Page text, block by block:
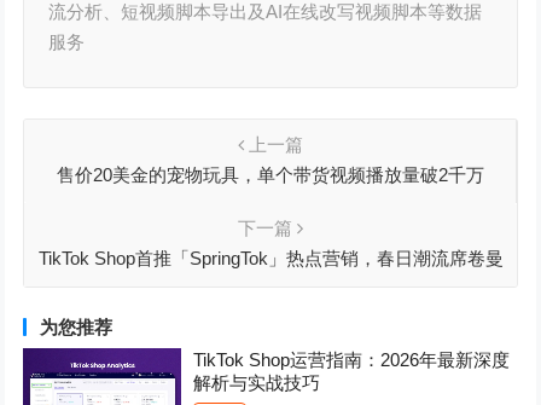
流分析、短视频脚本导出及AI在线改写视频脚本等数据
服务
上一篇
售价20美金的宠物玩具，单个带货视频播放量破2千万
下一篇
TikTok Shop首推「SpringTok」热点营销，春日潮流席卷曼
为您推荐
TikTok Shop运营指南：2026年最新深度
解析与实战技巧